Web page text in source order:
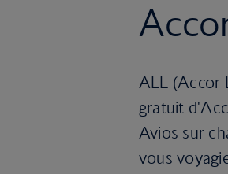
ALL (Accor
gratuit
Avios sur
vous